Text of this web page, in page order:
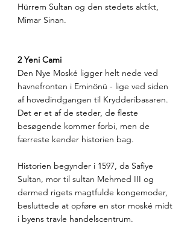
Hürrem Sultan og den stedets aktikt,
Mimar Sinan.
2 Yeni Cami
Den Nye Moské ligger helt nede ved
havnefronten i Eminönü - lige ved siden
af hovedindgangen til Krydderibasaren.
Det er et af de steder, de fleste
besøgende kommer forbi, men de
færreste kender historien bag.
Historien begynder i 1597, da Safiye
Sultan, mor til sultan Mehmed III og
dermed rigets magtfulde kongemoder,
besluttede at opføre en stor moské midt
i byens travle handelscentrum.